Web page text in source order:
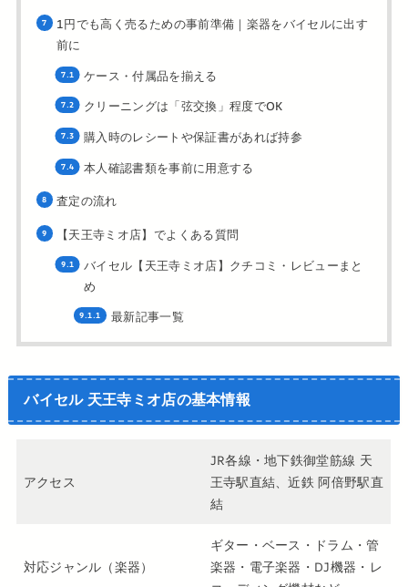
1円でも高く売るための事前準備｜楽器をバイセルに出す
前に
ケース・付属品を揃える
クリーニングは「弦交換」程度でOK
購入時のレシートや保証書があれば持参
本人確認書類を事前に用意する
査定の流れ
【天王寺ミオ店】でよくある質問
バイセル【天王寺ミオ店】クチコミ・レビューまと
め
最新記事一覧
バイセル 天王寺ミオ店の基本情報
アクセス
JR各線・地下鉄御堂筋線 天
王寺駅直結、近鉄 阿倍野駅直
結
対応ジャンル（楽器）
ギター・ベース・ドラム・管
楽器・電子楽器・DJ機器・レ